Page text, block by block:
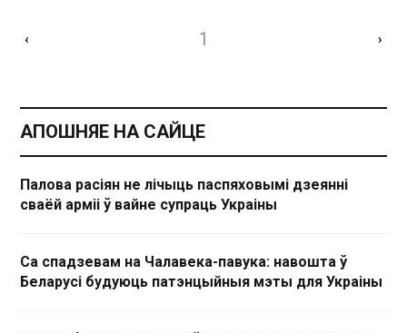
‹ 1 ›
АПОШНЯЕ НА САЙЦЕ
Палова расіян не лічыць паспяховымі дзеянні
сваёй арміі ў вайне супраць Украіны
Са спадзевам на Чалавека-павука: навошта ў
Беларусі будуюць патэнцыйныя мэты для Украіны